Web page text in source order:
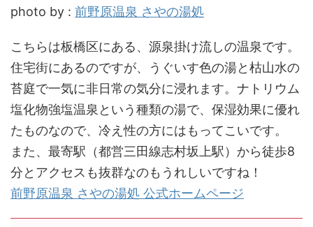
photo by : 前野原温泉 さやの湯処
こちらは板橋区にある、源泉掛け流しの温泉です。
住宅街にあるのですが、うぐいす色の湯と枯山水の
苔庭で一気に非日常の気分に浸れます。ナトリウム
塩化物強塩温泉という種類の湯で、保湿効果に優れ
たものなので、冷え性の方にはもってこいです。
また、最寄駅（都営三田線志村坂上駅）から徒歩8
分とアクセスも抜群なのもうれしいですね！
前野原温泉 さやの湯処 公式ホームページ